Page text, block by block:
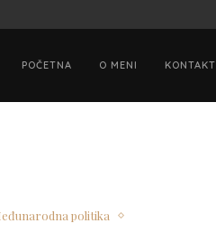
POČETNA O MENI KONTAKT
politika